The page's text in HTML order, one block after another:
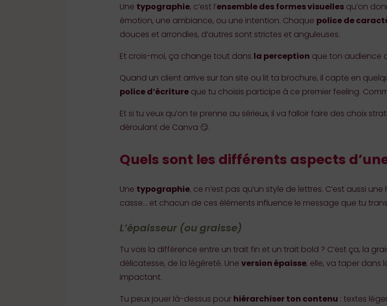
Une typographie, c’est l’ensemble des formes visuellesqu’on
émotion, une ambiance, ou une intention. Chaque police de
douces et arrondies, d’autres sont strictes et anguleuses.
Et crois-moi, ça change tout dans la perception que ton audience
Quand un client arrive sur ton site ou lit ta brochure, il capte en
police d’écritureque tu choisis participe à ce premier feeling.
Et si tu veux qu’on te prenne au sérieux, il va falloir faire des choix
déroulant de Canva 😏.
Quels sont les différents aspects
Une typographie, ce n’est pas qu’un style de lettres. C’est aussi
casse… et chacun de ces éléments influence le message que tu
L’épaisseur (ou graisse)
Tu vois la différence entre un trait fin et un trait bold ? C’est ça, la
délicatesse, de la légèreté. Une version épaisse, elle, va taper dans
impactant.
Tu peux jouer là-dessus pour hiérarchiser ton contenu : textes